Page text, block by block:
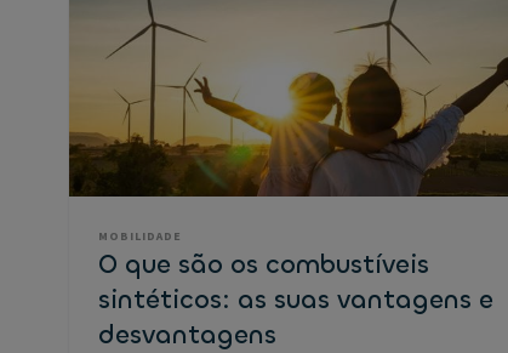
MOBILIDADE
O que são os combustíveis
sintéticos: as suas vantagens e
desvantagens